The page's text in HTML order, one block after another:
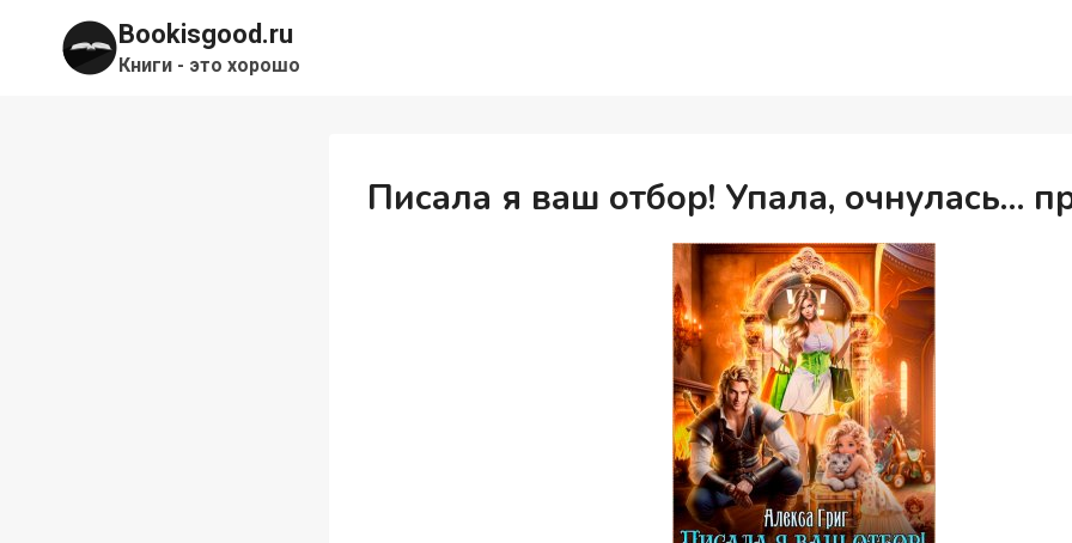
содержимому
Bookisgood.ru
Книги - это хорошо
Писала я ваш отбор! Упала, очнулась…